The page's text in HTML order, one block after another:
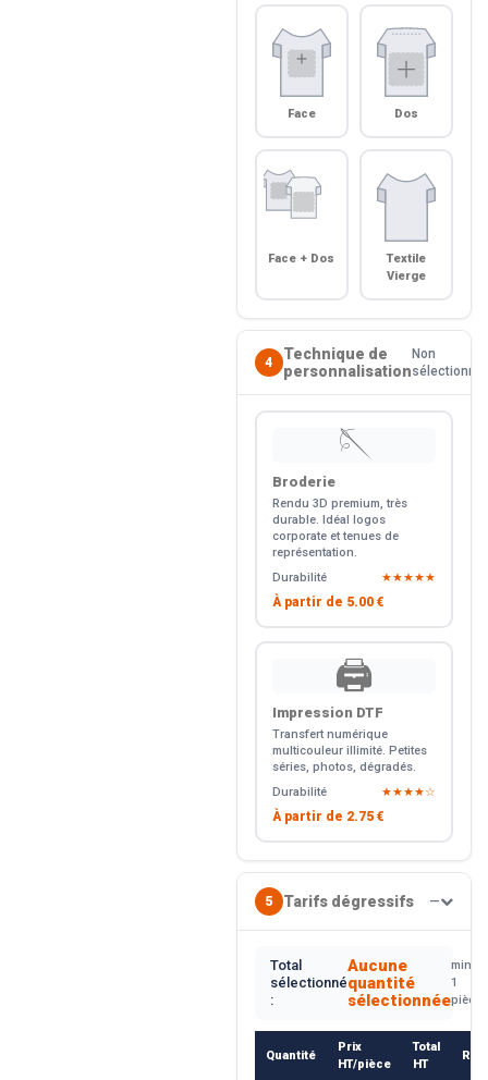
Face Dos
Face + Dos
Textile
Vierge
4
Technique de
personnalisation
Non
sélectionné
🪡
Broderie
Rendu 3D premium, très
durable. Idéal logos
corporate et tenues de
représentation.
Durabilité
★★★★★
À partir de 5.00 €
🖨️
Impression DTF
Transfert numérique
multicouleur illimité. Petites
séries, photos, dégradés.
Durabilité
★★★★☆
À partir de 2.75 €
5 Tarifs dégressifs —
Total
sélectionné
:
Aucune
quantité
sélectionnée
min.
1
pièce
Quantité
Prix
HT/pièce
Total
HT